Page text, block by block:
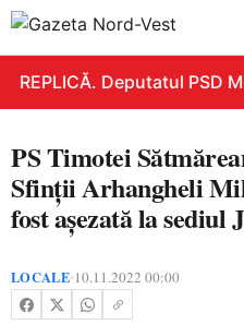
REPLICĂ. Deputatul PSD
PS Timotei
Sfinții Arhangheli
fost așezată la sediul
LOCALE•10.11.2022 00:00